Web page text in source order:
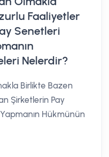
Faaliyetler
Senetleri
Nelerdir?
Birlikte Bazen
Şirketlerin Pay
Hükmünün